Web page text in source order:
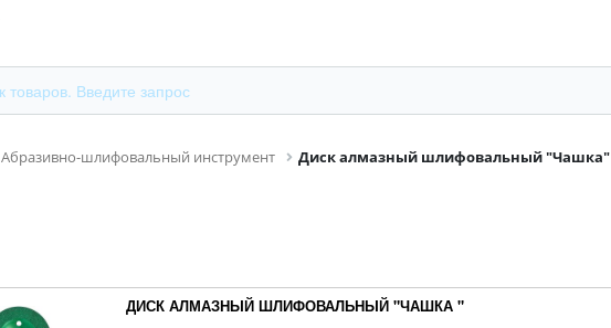
Абразивно-шлифовальный инструмент Диск алмазный шлифовальный "Чашка"
ДИСК АЛМАЗНЫЙ ШЛИФОВАЛЬНЫЙ "ЧАШКА "